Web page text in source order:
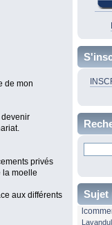
de mon
devenir
privés
la moelle
aux différents
Sujet